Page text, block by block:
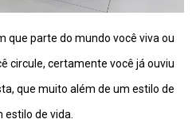
que parte do mundo você viva ou
circule, certamente você já ouviu
que muito além de um estilo de
de vida.